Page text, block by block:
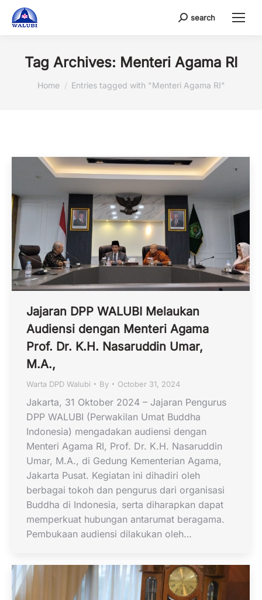
Search:
search
Tag Archives: Menteri Agama RI
You are here:
Home Entries tagged with "Menteri Agama RI"
Jajaran DPP WALUBI Melaukan
Audiensi dengan Menteri Agama
Prof. Dr. K.H. Nasaruddin Umar,
M.A.,
Warta DPD Walubi By October 31, 2024
Jakarta, 31 Oktober 2024 – Jajaran Pengurus
DPP WALUBI (Perwakilan Umat Buddha
Indonesia) mengadakan audiensi dengan
Menteri Agama RI, Prof. Dr. K.H. Nasaruddin
Umar, M.A., di Gedung Kementerian Agama,
Jakarta Pusat. Kegiatan ini dihadiri oleh
berbagai tokoh dan pengurus dari organisasi
Buddha di Indonesia, serta diharapkan dapat
memperkuat hubungan antarumat beragama.
Pembukaan audiensi dilakukan oleh…